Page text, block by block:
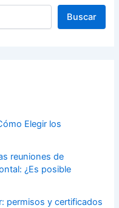
Buscar
Elegir los
reuniones de
¿Es posible
permisos y certificados